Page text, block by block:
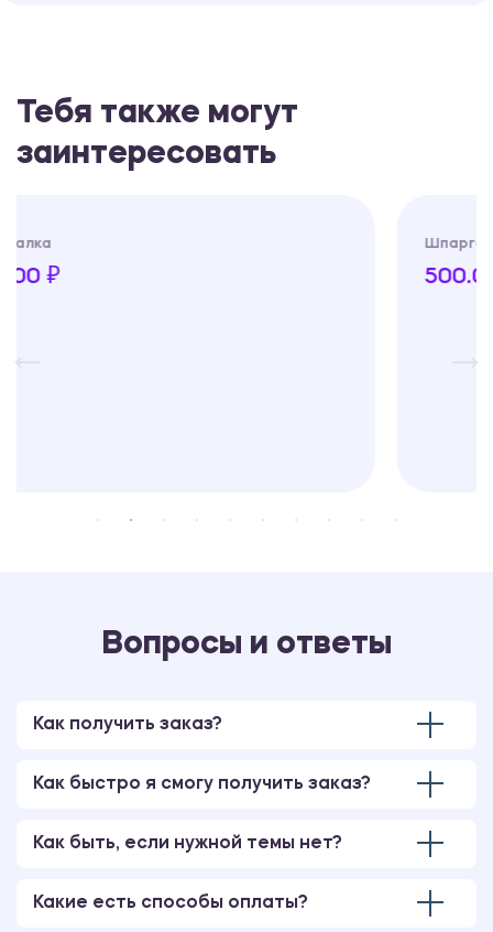
Тебя также могут
заинтересовать
Вопросы и ответы
Как получить заказ?
Как быстро я смогу получить заказ?
Как быть, если нужной темы нет?
Какие есть способы оплаты?